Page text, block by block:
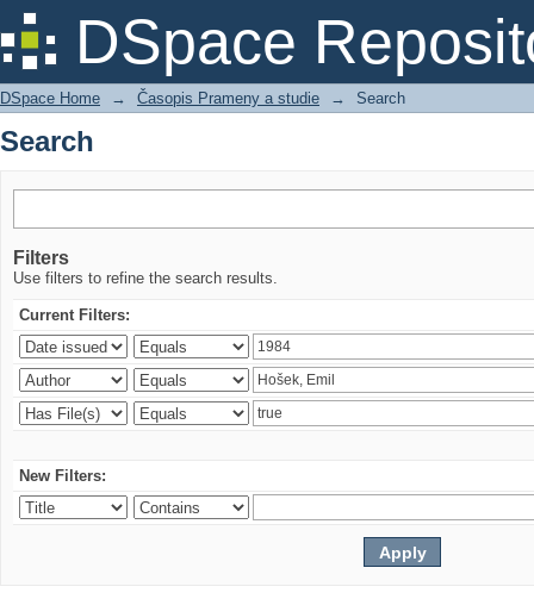
DSpace
Search
DSpace Home → Časopis Prameny a studie → Search
Search
Filters
Use filters to refine the search results.
Current Filters:
New Filters: